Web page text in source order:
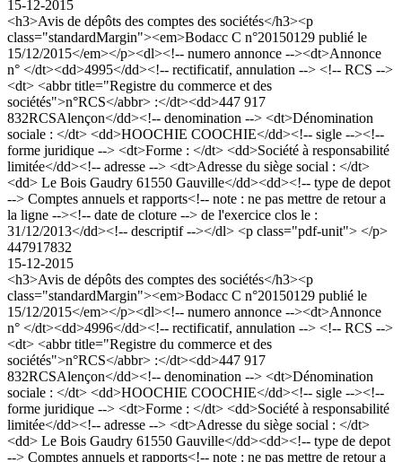
15-12-2015
<h3>Avis de dépôts des comptes des sociétés</h3><p
class="standardMargin"><em>Bodacc C n°20150129 publié le
15/12/2015</em></p><dl><!-- numero annonce --><dt>Annonce
n° </dt><dd>4995</dd><!-- rectificatif, annulation --> <!-- RCS -->
<dt> <abbr title="Registre du commerce et des
sociétés">n°RCS</abbr> :</dt><dd>447 917
832RCSAlençon</dd><!-- denomination --> <dt>Dénomination
sociale : </dt> <dd>HOOCHIE COOCHIE</dd><!-- sigle --><!--
forme juridique --> <dt>Forme : </dt> <dd>Société à responsabilité
limitée</dd><!-- adresse --> <dt>Adresse du siège social : </dt>
<dd> Le Bois Gaudry 61550 Gauville</dd><dd><!-- type de depot
--> Comptes annuels et rapports<!-- note : ne pas mettre de retour a
la ligne --><!-- date de cloture --> de l'exercice clos le :
31/12/2013</dd><!-- descriptif --></dl> <p class="pdf-unit"> </p>
447917832
15-12-2015
<h3>Avis de dépôts des comptes des sociétés</h3><p
class="standardMargin"><em>Bodacc C n°20150129 publié le
15/12/2015</em></p><dl><!-- numero annonce --><dt>Annonce
n° </dt><dd>4996</dd><!-- rectificatif, annulation --> <!-- RCS -->
<dt> <abbr title="Registre du commerce et des
sociétés">n°RCS</abbr> :</dt><dd>447 917
832RCSAlençon</dd><!-- denomination --> <dt>Dénomination
sociale : </dt> <dd>HOOCHIE COOCHIE</dd><!-- sigle --><!--
forme juridique --> <dt>Forme : </dt> <dd>Société à responsabilité
limitée</dd><!-- adresse --> <dt>Adresse du siège social : </dt>
<dd> Le Bois Gaudry 61550 Gauville</dd><dd><!-- type de depot
--> Comptes annuels et rapports<!-- note : ne pas mettre de retour a